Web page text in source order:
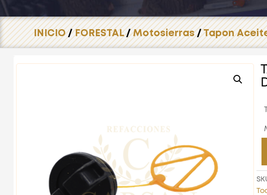
INICIO/FORESTAL/Motosierras/Tapon